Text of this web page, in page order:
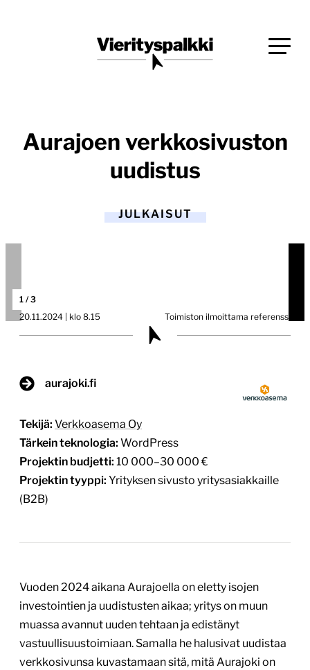
Vierityspalkki.fi
Aurajoen verkkosivuston
uudistus
JULKAISUT
1 / 3
20.11.2024 | klo 8.15
Toimiston ilmoittama referenssi
aurajoki.fi
Tekijä: Verkkoasema Oy
Tärkein teknologia: WordPress
Projektin budjetti: 10 000–30 000 €
Projektin tyyppi: Yrityksen sivusto yritysasiakkaille
(B2B)
Vuoden 2024 aikana Aurajoella on eletty isojen
investointien ja uudistusten aikaa; yritys on muun
muassa avannut uuden tehtaan ja edistänyt
vastuullisuustoimiaan. Samalla he halusivat uudistaa
verkkosivunsa kuvastamaan sitä, mitä Aurajoki on